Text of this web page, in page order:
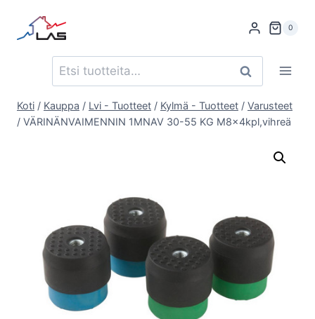
sisältöön
0
Etsi: Haku
Koti / Kauppa / Lvi - Tuotteet / Kylmä - Tuotteet / Varusteet
/ VÄRINÄNVAIMENNIN 1MNAV 30-55 KG M8x4kpl,vihreä